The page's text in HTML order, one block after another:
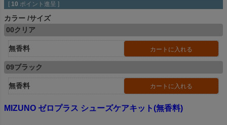
[ 10 ポイント進呈 ]
カラー サイズ
00クリア
無香料 カートに入れる
09ブラック
無香料 カートに入れる
MIZUNO ゼロプラス シューズケアキット(無香料)